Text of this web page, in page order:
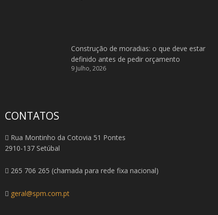
Construção de moradias: o que deve estar
definido antes de pedir orçamento
9 Julho, 2026
CONTATOS
Rua Montinho da Cotovia 51 Pontes
2910-137 Setúbal
265 706 265 (chamada para rede fixa nacional)
geral@spm.com.pt